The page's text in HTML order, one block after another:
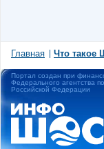
Главная Что такое
Портал создан при
Федерального агентства
Российской Федерации